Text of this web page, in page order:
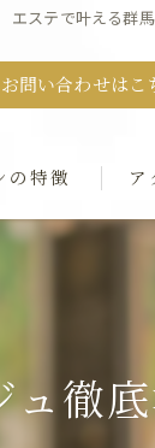
エステで叶える群
お問い合わせはこ
の特徴
背・ストレートネ
ア
徹